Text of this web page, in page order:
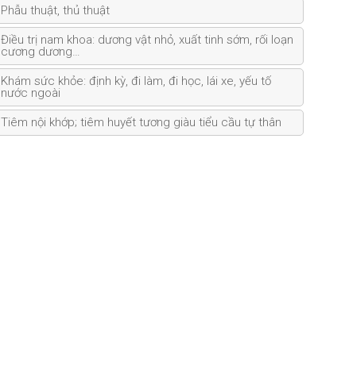
Phẫu thuật, thủ thuật
Điều trị nam khoa: dương vật nhỏ, xuất tinh sớm, rối loạn
cương dương…
Khám sức khỏe: định kỳ, đi làm, đi học, lái xe, yếu tố
nước ngoài
Tiêm nội khớp; tiêm huyết tương giàu tiểu cầu tự thân